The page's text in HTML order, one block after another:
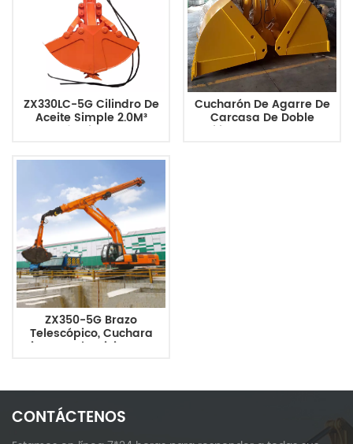
ZX330LC-5G Cilindro De
Aceite Simple 2.0M³
Cucharón Tipo Carcasa
Cucharón De Agarre De
Carcasa De Doble
Cilindro, Grande, 4,0
ZX350-5G Brazo
Telescópico, Cuchara
Tipo Concha Liviana De
CONTÁCTENOS